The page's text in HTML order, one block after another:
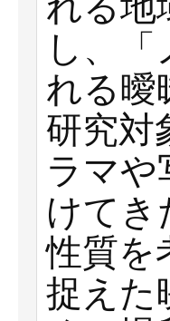
し、
れる曖
研究対
ラマや
けてき
性質を
捉えた